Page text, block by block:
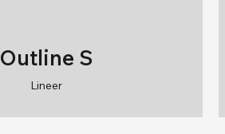
Outline S
Lineer